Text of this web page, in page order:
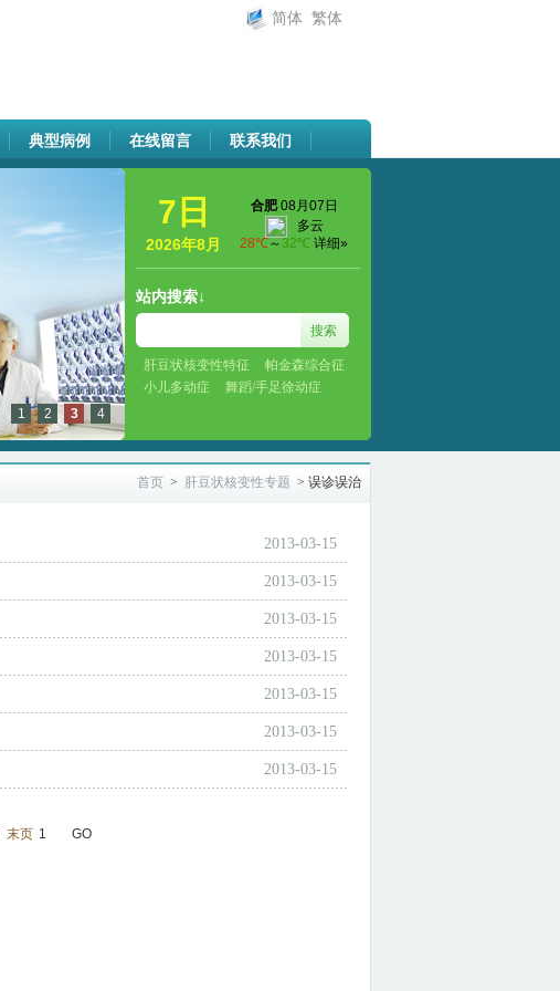
简体 繁体
典型病例 在线留言 联系我们
1 2 3 4
7日
2026年8月
站内搜索↓
肝豆状核变性特征
帕金森综合征
小儿多动症
舞蹈/手足徐动症
首页 > 肝豆状核变性专题 > 误诊误治
2013-03-15
2013-03-15
2013-03-15
2013-03-15
2013-03-15
2013-03-15
2013-03-15
末页